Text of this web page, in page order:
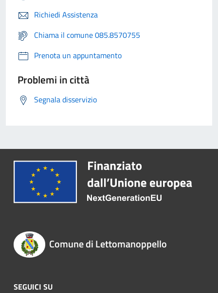
Richiedi Assistenza
Chiama il comune 085.8570755
Prenota un appuntamento
Problemi in città
Segnala disservizio
Comune di Lettomanoppello
SEGUICI SU